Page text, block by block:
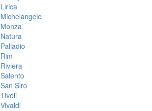
Lirica
Michelangelo
Monza
Natura
Palladio
Rim
Riviera
Salento
San Siro
Tivoli
Vivaldi